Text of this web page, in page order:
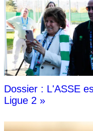
Dossier : L'ASSE
Ligue 2 »